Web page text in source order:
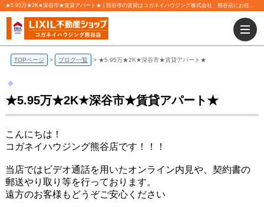
★5.95万★2K★深谷市★賃貸アパート★ | 熊谷市の賃貸はコガネイハウジング株式会社 熊谷店にお任せ下さい！
TOPページ ブログ一覧 ★5.95万★2K★深谷市★賃貸アパート★
★5.95万★2K★深谷市★賃貸アパート★
こんにちは！
コガネイハウジング熊谷店です！！！
当店ではビデオ通話を用いたオンライン内見や、契約書の
郵送やり取り等を行っております。
遠方のお客様もどうぞご安心ください